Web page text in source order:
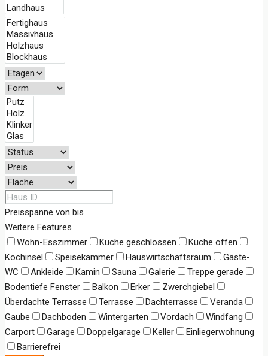
Preisspanne von bis
Weitere Features
Wohn-Esszimmer
Küche geschlossen
Küche offen
Kochinsel
Speisekammer Hauswirtschaftsraum
Gäste-
WC
Ankleide Kamin Sauna Galerie
Treppe gerade
Bodentiefe Fenster
Balkon Erker
Zwerchgiebel
Überdachte Terrasse
Terrasse Dachterrasse
Veranda
Gaube
Dachboden Wintergarten Vordach
Windfang
Carport
Garage Doppelgarage Keller
Einliegerwohnung
Barrierefrei